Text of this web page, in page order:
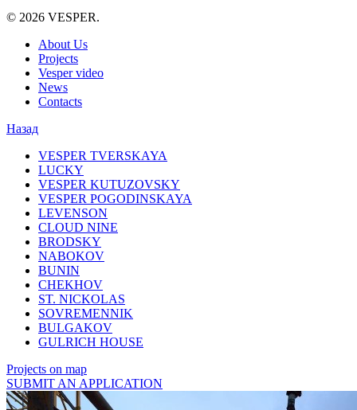
© 2026 VESPER.
About Us
Projects
Vesper video
News
Contacts
Назад
VESPER TVERSKAYA
LUCKY
VESPER KUTUZOVSKY
VESPER POGODINSKAYA
LEVENSON
CLOUD NINE
BRODSKY
NABOKOV
BUNIN
CHEKHOV
ST. NICKOLAS
SOVREMENNIK
BULGAKOV
GULRICH HOUSE
Projects on map
SUBMIT AN APPLICATION